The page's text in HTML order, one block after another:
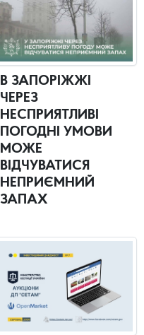
В ЗАПОРІЖЖІ
ЧЕРЕЗ
НЕСПРИЯТЛИВІ
ПОГОДНІ УМОВИ
МОЖЕ
ВІДЧУВАТИСЯ
НЕПРИЄМНИЙ
ЗАПАХ